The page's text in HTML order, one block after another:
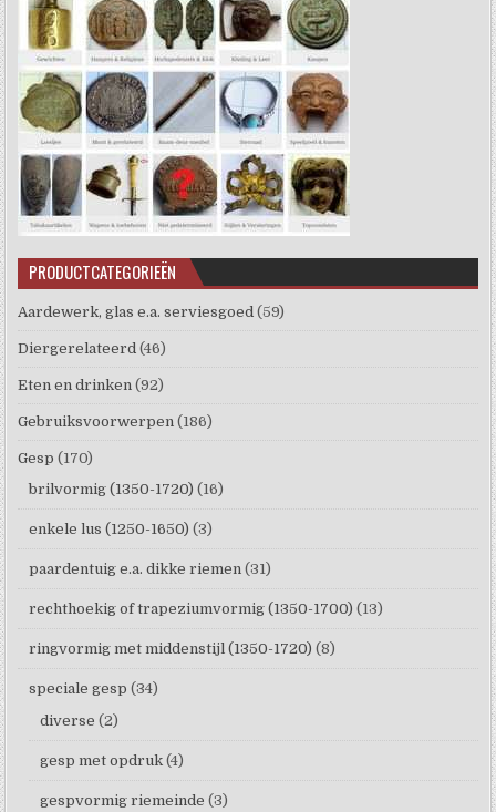
PRODUCTCATEGORIEËN
Aardewerk, glas e.a. serviesgoed (59)
Diergerelateerd (46)
Eten en drinken (92)
Gebruiksvoorwerpen (186)
Gesp (170)
brilvormig (1350-1720) (16)
enkele lus (1250-1650) (3)
paardentuig e.a. dikke riemen (31)
rechthoekig of trapeziumvormig (1350-1700) (13)
ringvormig met middenstijl (1350-1720) (8)
speciale gesp (34)
diverse (2)
gesp met opdruk (4)
gespvormig riemeinde (3)